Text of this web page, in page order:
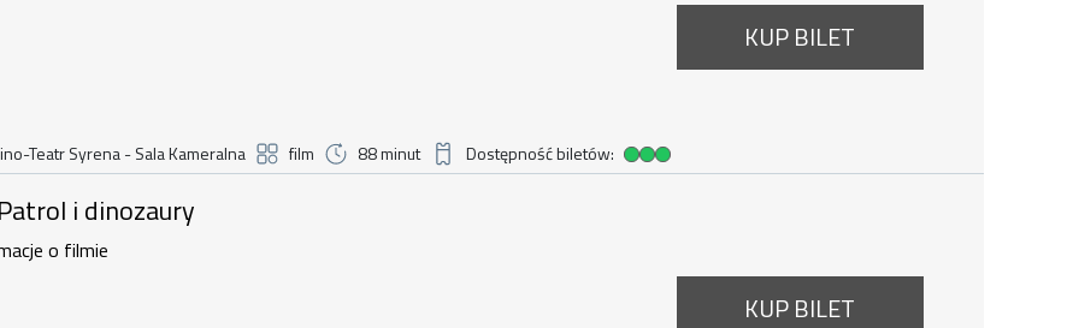
Teatr Syrena - Sala Kameralna film 88 minut Dostępność biletów:
Duża dostępność biletów
KUP BILET
dinozaury , 7 sierpnia 2026, godzina 14:00
i dinozaury
o filmie
KUP BILET